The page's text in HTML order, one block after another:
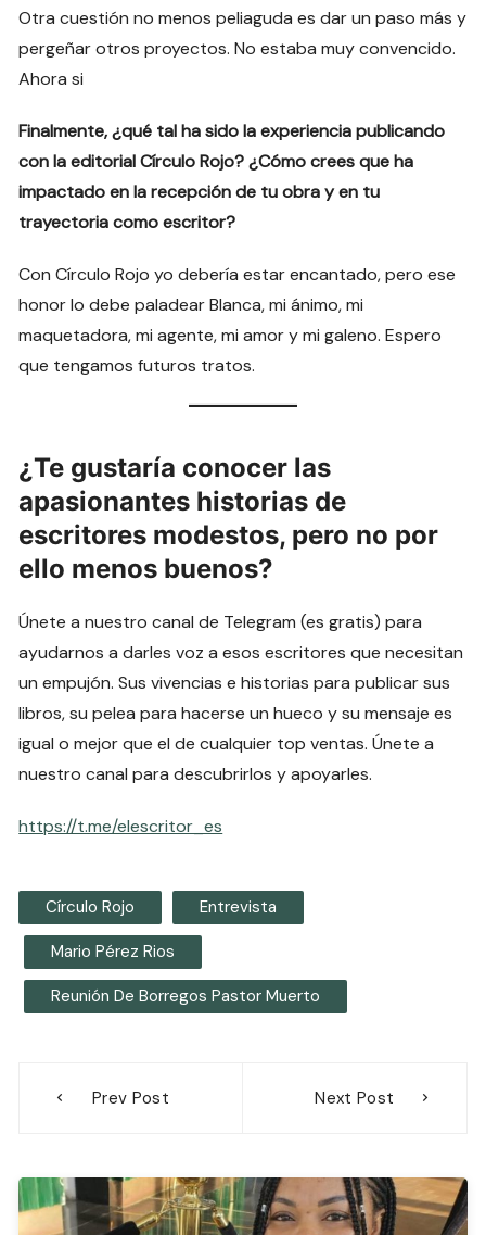
Otra cuestión no menos peliaguda es dar un paso más y
pergeñar otros proyectos. No estaba muy convencido.
Ahora si
Finalmente, ¿qué tal ha sido la experiencia publicando
con la editorial Círculo Rojo? ¿Cómo crees que ha
impactado en la recepción de tu obra y en tu
trayectoria como escritor?
Con Círculo Rojo yo debería estar encantado, pero ese
honor lo debe paladear Blanca, mi ánimo, mi
maquetadora, mi agente, mi amor y mi galeno. Espero
que tengamos futuros tratos.
¿Te gustaría conocer las
apasionantes historias de
escritores modestos, pero no por
ello menos buenos?
Únete a nuestro canal de Telegram (es gratis) para
ayudarnos a darles voz a esos escritores que necesitan
un empujón. Sus vivencias e historias para publicar sus
libros, su pelea para hacerse un hueco y su mensaje es
igual o mejor que el de cualquier top ventas. Únete a
nuestro canal para descubrirlos y apoyarles.
https://t.me/elescritor_es
Círculo Rojo Entrevista
Mario Pérez Rios
Reunión De Borregos Pastor Muerto
Prev Post Next Post